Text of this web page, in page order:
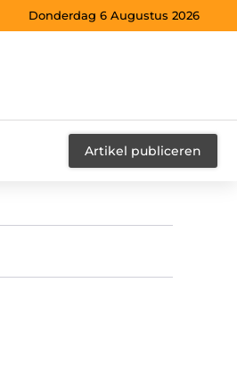
Donderdag 6 Augustus 2026
Artikel publiceren